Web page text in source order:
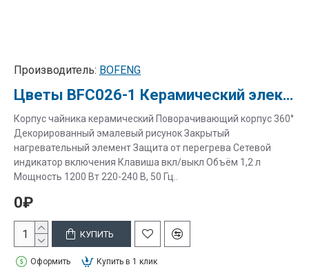
Производитель: BOFENG
Цветы BFC026-1 Керамический электрочайник
Корпус чайника керамический Поворачивающий корпус 360°
Декорированный эмалевый рисунок Закрытый
нагревательный элемент Защита от перегрева Сетевой
индикатор включения Клавиша вкл/выкл Объём 1,2 л
Мощность 1200 Вт 220-240 В, 50 Гц..
0₽
КУПИТЬ
Оформить Купить в 1 клик